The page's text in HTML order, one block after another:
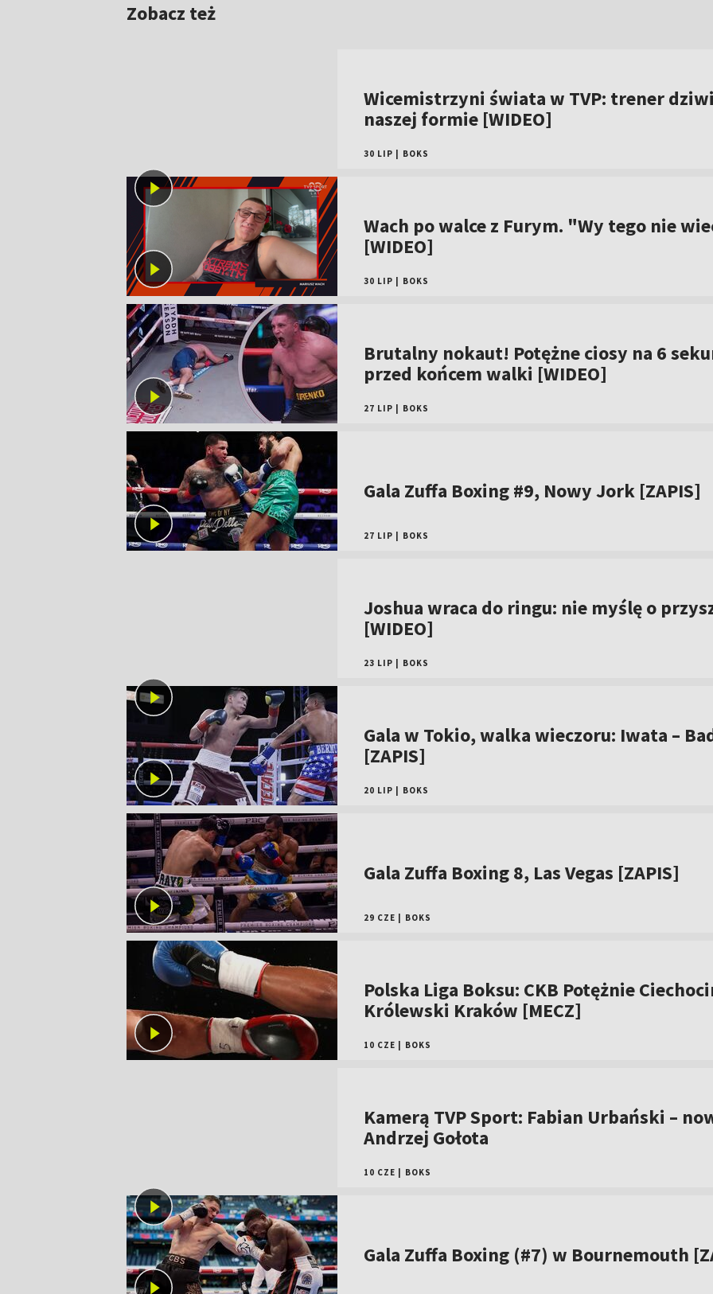
Zobacz też
Wicemistrzyni świata w TVP: trener
naszej formie [WIDEO]
30 LIP BOKS
Wach po walce z Furym. "Wy tego nie
[WIDEO]
30 LIP BOKS
Brutalny nokaut! Potężne ciosy na 6
przed końcem walki [WIDEO]
27 LIP BOKS
Gala Zuffa Boxing #9, Nowy Jork [ZAPIS]
27 LIP BOKS
Joshua wraca do ringu: nie myślę o
[WIDEO]
23 LIP BOKS
Gala w Tokio, walka wieczoru: Iwata –
[ZAPIS]
20 LIP BOKS
Gala Zuffa Boxing 8, Las Vegas [ZAPIS]
29 CZE BOKS
Polska Liga Boksu: CKB Potężnie
Królewski Kraków [MECZ]
10 CZE BOKS
Kamerą TVP Sport: Fabian Urbański –
Andrzej Gołota
10 CZE BOKS
Gala Zuffa Boxing (#7) w Bournemouth